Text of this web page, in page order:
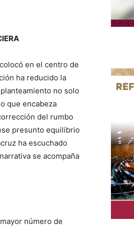
en el centro de
ha reducido la
no solo
que encabeza
del rumbo
presunto equilibrio
ha escuchado
se acompaña
número de